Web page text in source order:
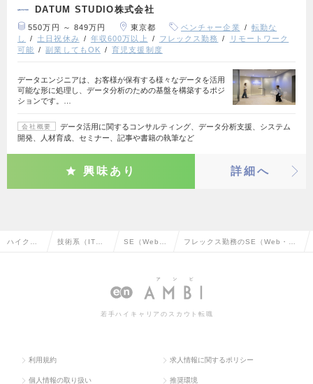
DATUM STUDIO株式会社
550万円 ～ 849万円 東京都 ベンチャー企業
転勤な
し
土日祝休み 年収600万以上 フレックス勤務
リモートワーク
可能
副業してもOK 育児支援制度
データエンジニアは、お客様が保有する様々なデータを活用
可能な形に処理し、データ分析のための基盤を構築するポジ
ションです。…
会社概要
データ活用に関するコンサルティング、データ分析支援、システム
開発、人材育成、セミナー、記事や書籍の執筆など
興味あり 詳細へ
ハイクラ 技術系（IT・ SE（Web・
系）
フレックス勤務のSE（Web・オ
若手ハイキャリアのスカウト転職
利用規約 求人情報に関するポリシー
個人情報の取り扱い 推奨環境